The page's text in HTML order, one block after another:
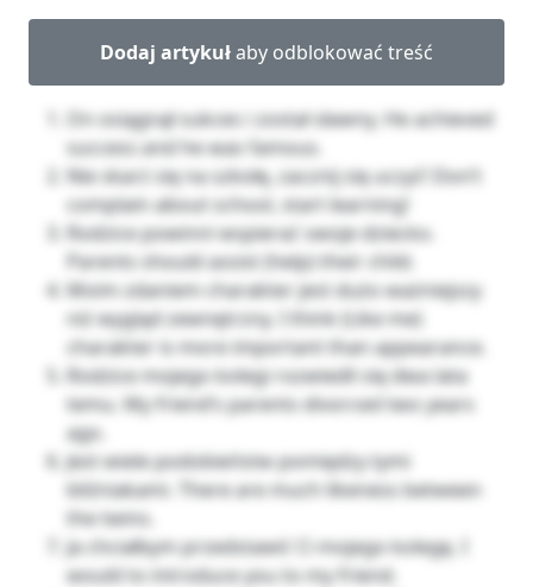
Dodaj artykułaby odblokować treść
On osiągnął sukces i został sławny. He achieved
success and he was famous.
Nie skarż się na szkołę, zacznij się uczyć! Don’t
complain about school, start learning!
Rodzice powinni wspierać swoje dziecko.
Parents should assist (help) their child.
Moim zdaniem charakter jest dużo ważniejszy
niż wygląd zewnętrzny. I think (Like me)
charakter is more important than appearance.
Rodzice mojego kolegi rozwiedli się dwa lata
temu. My friend’s parents divorced two years
ago.
Jest wiele podobieństw pomiędzy tymi
bliźniakami. There are much likeness between
the twins.
Ja chciałbym przedstawić Ci mojego kolegę. I
would to introduce you to my friend.